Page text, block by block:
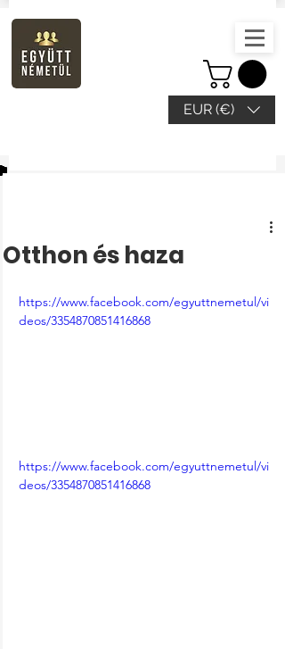
EUR (€)
Otthon és haza
https://www.facebook.com/egyuttnemetul/vi
deos/3354870851416868
https://www.facebook.com/egyuttnemetul/vi
deos/3354870851416868